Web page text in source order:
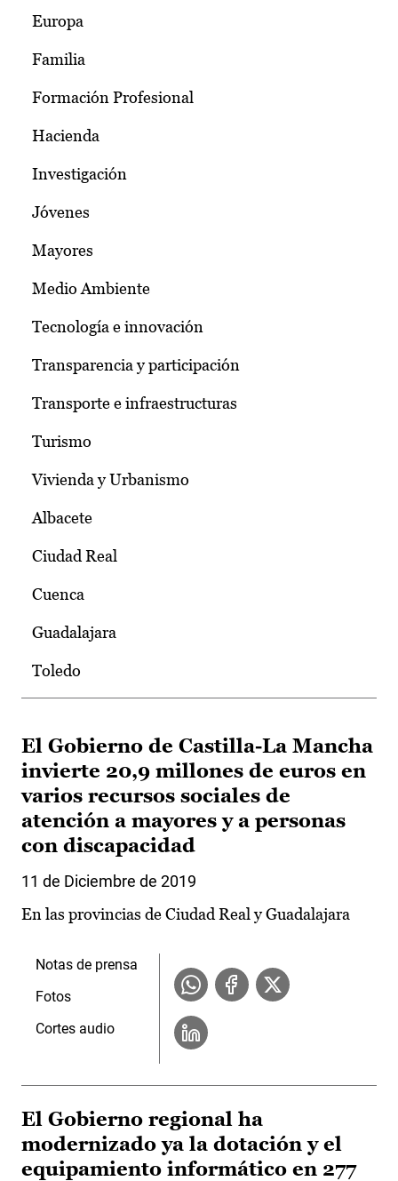
Europa
Familia
Formación Profesional
Hacienda
Investigación
Jóvenes
Mayores
Medio Ambiente
Tecnología e innovación
Transparencia y participación
Transporte e infraestructuras
Turismo
Vivienda y Urbanismo
Albacete
Ciudad Real
Cuenca
Guadalajara
Toledo
El Gobierno de Castilla-La Mancha
invierte 20,9 millones de euros en
varios recursos sociales de
atención a mayores y a personas
con discapacidad
11 de Diciembre de 2019
En las provincias de Ciudad Real y Guadalajara
Notas de prensa
Fotos
Cortes audio
El Gobierno regional ha
modernizado ya la dotación y el
equipamiento informático en 277